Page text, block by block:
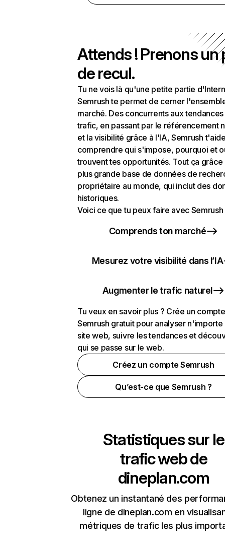
Attends ! Prenons un
de recul.
Tu ne vois là qu'une petite partie
Semrush te permet de cerner
marché. Des concurrents aux
trafic, en passant par le référencement
et la visibilité grâce à l'IA, Semrush
comprendre qui s'impose, pourquoi et
trouvent tes opportunités. Tout ça grâce
plus grande base de données de
propriétaire au monde, qui inclut des
historiques.
Voici ce que tu peux faire avec Semrush
Comprends ton marché
Mesurez votre visibilité dans l’IA
Augmenter le trafic naturel
Tu veux en savoir plus ? Crée un compte
Semrush gratuit pour analyser n'importe
site web, suivre les tendances et
qui se passe sur le web.
Créez un compte Semrush
Qu’est-ce que Semrush ?
Statistiques sur le
trafic web de
dineplan.com
Obtenez un instantané des
ligne de dineplan.com en
métriques de trafic les plus